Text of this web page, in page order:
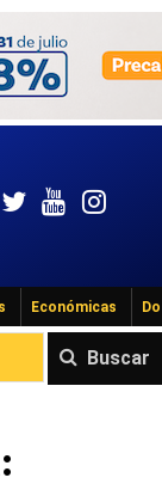
Económicas
Buscar